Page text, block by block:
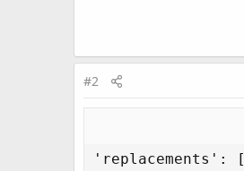
#2
'replacements': [